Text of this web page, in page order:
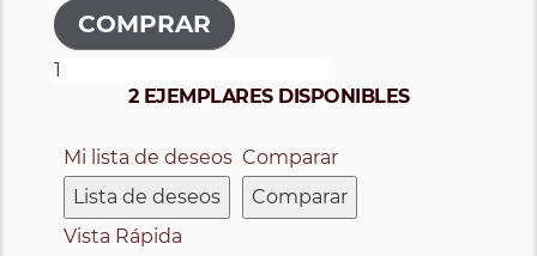
2 EJEMPLARES DISPONIBLES
Mi lista de deseos
Lista de deseos
Comparar
Comparar
Vista Rápida